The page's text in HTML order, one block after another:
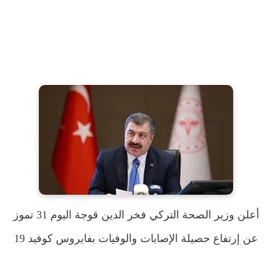
أعلن وزير الصحة التركي فخر الدين قوجة اليوم 31 تموز
عن إرتفاع حصيلة الإصابات والوفيات بفايروس كوفيد 19